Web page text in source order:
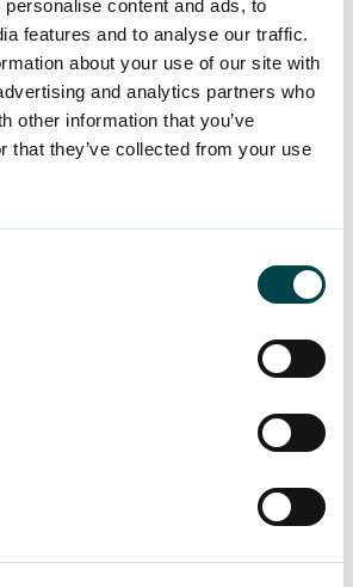
content and ads, to
features and to analyse our traffic.
about your use of our site with
and analytics partners who
other information that you’ve
that they’ve collected from your use
gjorde en ganska ambitiös
själv. Men med sitt nuvarande
tid har han varit tvungen
lite med sina planer. Lyckligtvis
användas i din
ett sätt som passar dig.
på avsnitten i de intervaller
när jag kör bil. Det är bra
man slutade om man inte är
med kvaliteten
han redan